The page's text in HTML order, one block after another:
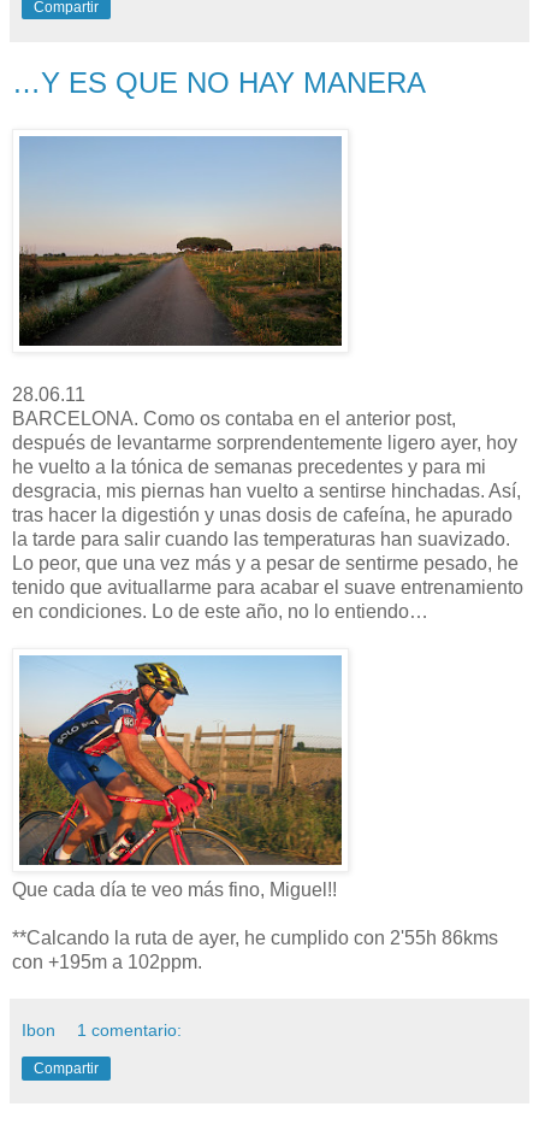
Compartir
…Y ES QUE NO HAY MANERA
28.06.11
BARCELONA. Como os contaba en el anterior post,
después de levantarme sorprendentemente ligero ayer, hoy
he vuelto a la tónica de semanas precedentes y para mi
desgracia, mis piernas han vuelto a sentirse hinchadas. Así,
tras hacer la digestión y unas dosis de cafeína, he apurado
la tarde para salir cuando las temperaturas han suavizado.
Lo peor, que una vez más y a pesar de sentirme pesado, he
tenido que avituallarme para acabar el suave entrenamiento
en condiciones. Lo de este año, no lo entiendo…
Que cada día te veo más fino, Miguel!!
**Calcando la ruta de ayer, he cumplido con 2'55h 86kms
con +195m a 102ppm.
Ibon 1 comentario:
Compartir